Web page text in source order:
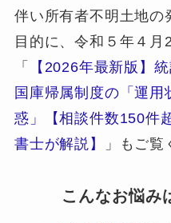
伴い所有者不明土地の
目的に、令和５年４月
「
【2026年最新版】
国庫帰属制度の「運
惑」【相談件数150件
書士が解説】
」もご覧
こんなお悩み